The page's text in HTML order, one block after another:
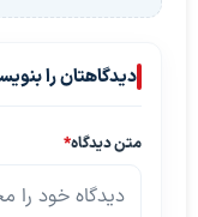
دیدگاهتان را
متن دیدگاه*